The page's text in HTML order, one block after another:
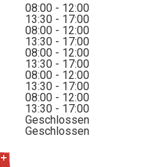
08:00 - 12:00
13:30 - 17:00
08:00 - 12:00
13:30 - 17:00
08:00 - 12:00
13:30 - 17:00
08:00 - 12:00
13:30 - 17:00
08:00 - 12:00
13:30 - 17:00
Geschlossen
Geschlossen